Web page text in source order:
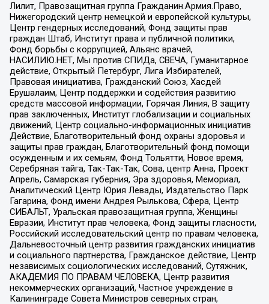
Лилит, Правозащитная группа Гражданин.Армия.Право,
Нижегородский центр немецкой и европейской культуры,
Центр гендерных исследований, Фонд защиты прав
граждан Штаб, Институт права и публичной политики,
Фонд борьбы с коррупцией, Альянс врачей,
НАСИЛИЮ.НЕТ, Мы против СПИДа, СВЕЧА, Гуманитарное
действие, Открытый Петербург, Лига Избирателей,
Правовая инициатива, Гражданский Союз, Хасдей
Ерушалаим, Центр поддержки и содействия развитию
средств массовой информации, Горячая Линия, В защиту
прав заключенных, Институт глобализации и социальных
движений, Центр социально-информационных инициатив
Действие, Благотворительный фонд охраны здоровья и
защиты прав граждан, Благотворительный фонд помощи
осужденным и их семьям, Фонд Тольятти, Новое время,
Серебряная тайга, Так-Так-Так, Сова, центр Анна, Проект
Апрель, Самарская губерния, Эра здоровья, Мемориал,
Аналитический Центр Юрия Левады, Издательство Парк
Гагарина, Фонд имени Андрея Рылькова, Сфера, Центр
СИБАЛЬТ, Уральская правозащитная группа, Женщины
Евразии, Институт прав человека, Фонд защиты гласности,
Российский исследовательский центр по правам человека,
Дальневосточный центр развития гражданских инициатив
и социального партнерства, Гражданское действие, Центр
независимых социологических исследований, Сутяжник,
АКАДЕМИЯ ПО ПРАВАМ ЧЕЛОВЕКА, Центр развития
некоммерческих организаций, Частное учреждение в
Калининграде Совета Министров северных стран,